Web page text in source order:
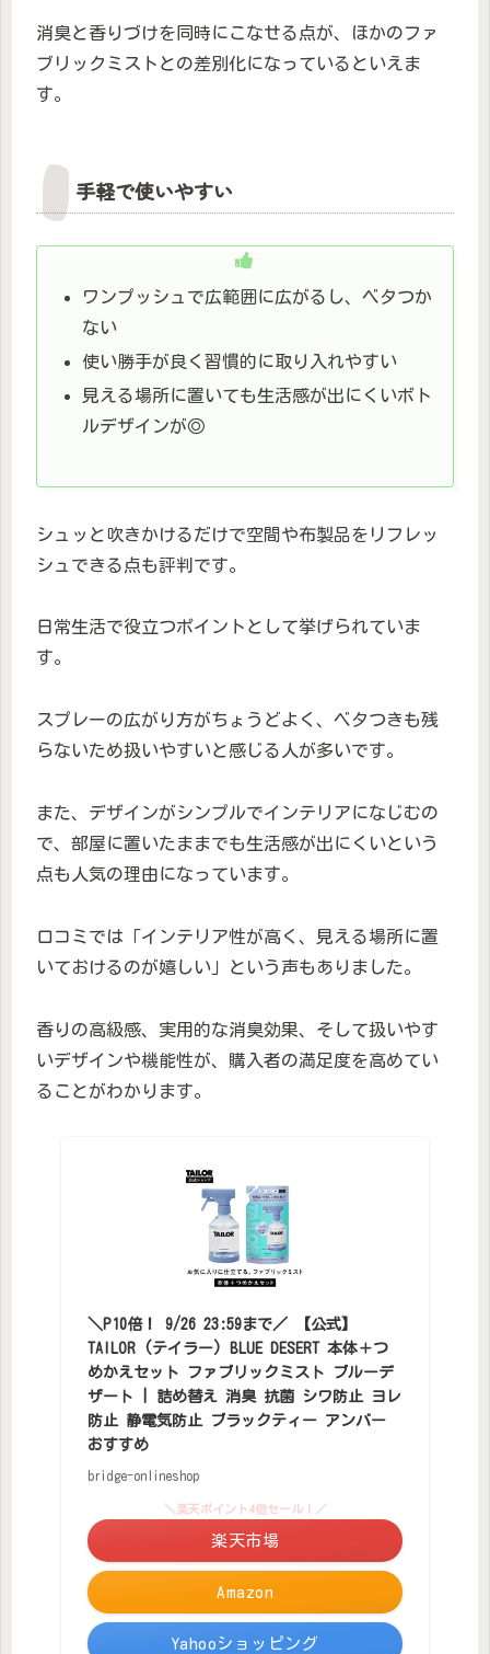
消臭と香りづけを同時にこなせる点が、ほかのファ
ブリックミストとの差別化になっているといえま
す。
手軽で使いやすい
ワンプッシュで広範囲に広がるし、ベタつか
ない
使い勝手が良く習慣的に取り入れやすい
見える場所に置いても生活感が出にくいボト
ルデザインが◎
シュッと吹きかけるだけで空間や布製品をリフレッ
シュできる点も評判です。
日常生活で役立つポイントとして挙げられていま
す。
スプレーの広がり方がちょうどよく、ベタつきも残
らないため扱いやすいと感じる人が多いです。
また、デザインがシンプルでインテリアになじむの
で、部屋に置いたままでも生活感が出にくいという
点も人気の理由になっています。
口コミでは「インテリア性が高く、見える場所に置
いておけるのが嬉しい」という声もありました。
香りの高級感、実用的な消臭効果、そして扱いやす
いデザインや機能性が、購入者の満足度を高めてい
ることがわかります。
＼P10倍！ 9/26 23:59まで／ 【公式】
TAILOR (テイラー) BLUE DESERT 本体＋つ
めかえセット ファブリックミスト ブルーデ
ザート | 詰め替え 消臭 抗菌 シワ防止 ヨレ
防止 静電気防止 ブラックティー アンバー
おすすめ
bridge-onlineshop
Amazon
＼楽天ポイント4倍セール！／
楽天市場
Yahooショッピング